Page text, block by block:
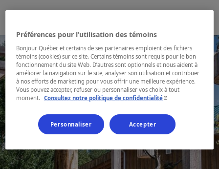
Préférences pour l’utilisation des témoins
Bonjour Québec et certains de ses partenaires emploient des fichiers
témoins (cookies) sur ce site. Certains témoins sont requis pour le bon
fonctionnement du site Web. D’autres sont optionnels et nous aident à
améliorer la navigation sur le site, analyser son utilisation et contribuer
à nos efforts de marketing pour vous offrir une meilleure expérience.
Vous pouvez accepter, refuser ou personnaliser vos choix à tout
moment. Consultez notre politique de confidentialité- Cet hyperlien
Personnaliser Accepter